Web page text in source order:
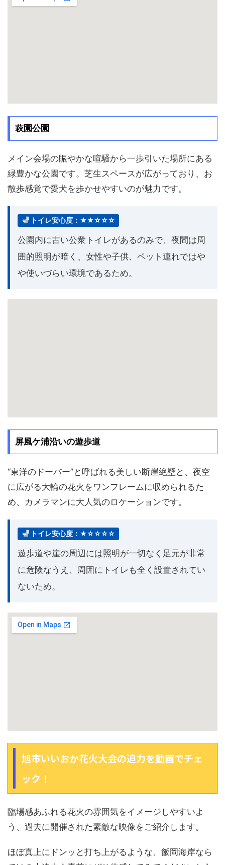
萩園公園
メイン会場の賑やかな喧騒から一歩引いた場所にある
緑豊かな公園です。芝生スペースが広がっており、お
散歩感覚で愛犬を歩かせやすいのが魅力です。
トイレ安心度：★★☆☆☆
公園内に古い公衆トイレがあるのみで、夜間は周
囲的照明が暗く、女性や子供、ペット連れではや
や使いづらい環境であるため。
屏風ケ浦沿いの遊歩道
“東洋のドーバー”と呼ばれる美しい断崖絶壁と、夜空
に広がる大輪の花火をワンフレームに収められるた
め、カメラマンに大人気のロケーションです。
トイレ安心度：★☆☆☆☆
遊歩道や崖の周辺には照明が一切なく足元が非常
に危険なうえ、周囲にトイレも全く設置されてい
ないため。
旭市いいおか花火大会の迫力を動画でチェ
ック！
臨場感あふれる花火の雰囲気をイメージしやすいよ
う、過去に開催された素敵な映像をご紹介します。
ほぼ真上にドンッと打ち上がるような、飯岡海岸なら